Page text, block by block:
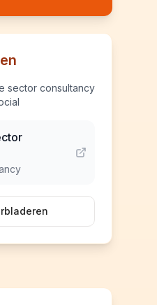
sector consultancy